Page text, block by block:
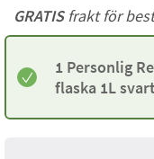
GRATISfrakt för
1 Personlig
flaska 1L svart